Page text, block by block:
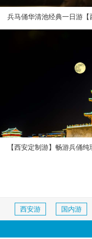
兵马俑华清池经典一日游【
【西安定制游】畅游兵俑
西安游 国内游